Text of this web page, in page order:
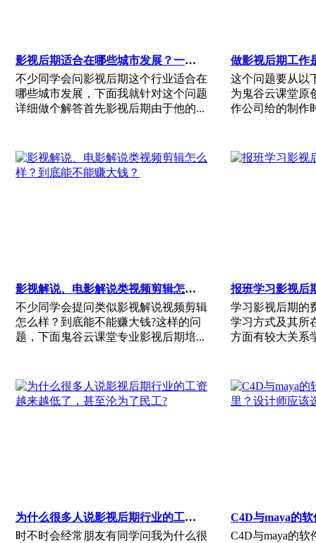
影视后期适合在哪些城市发展？一线城市还是二线？
不少同学会问影视后期这个行业适合在
哪些城市发展，下面我就针对这个问题
详细做个解答首先影视后期由于他的...
这个问题要从以
为鬼谷云课堂原
作公司给的制作
影视解说、电影解说类视频剪辑怎么样？到底能不能赚大钱？
不少同学会提问类似影视解说视频剪辑
怎么样？到底能不能赚大钱?这样的问
题，下面鬼谷云课堂专业影视后期培...
报班学习影视后
学习影视后期的
学习方式及其所
方面有较大关系
为什么很多人说影视后期行业的工资越来越低了，甚至沦为了民工?
时不时会经常朋友有同学问我为什么很
C4D与maya的